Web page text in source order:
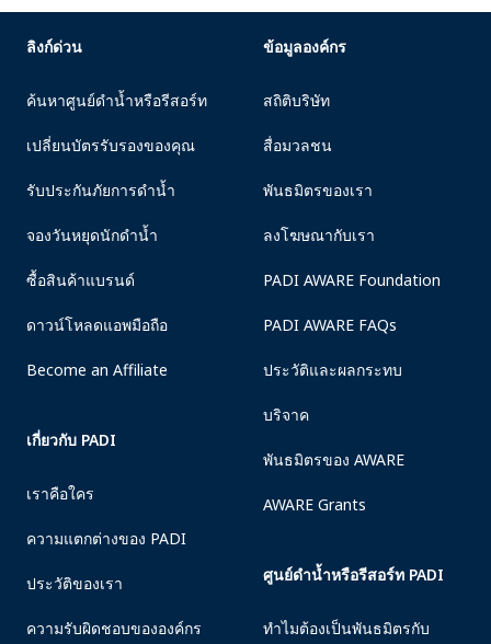
ลิงก์ด่วน
ค้นหาศูนย์ดำน้ำหรือรีสอร์ท
เปลี่ยนบัตรรับรองของคุณ
รับประกันภัยการดำน้ำ
จองวันหยุดนักดำน้ำ
ซื้อสินค้าแบรนด์
ดาวน์โหลดแอพมือถือ
Become an Affiliate
เกี่ยวกับ PADI
เราคือใคร
ความแตกต่างของ PADI
ประวัติของเรา
ความรับผิดชอบขององค์กร
ข้อมูลองค์กร
สถิติบริษัท
สื่อมวลชน
พันธมิตรของเรา
ลงโฆษณากับเรา
PADI AWARE Foundation
PADI AWARE FAQs
ประวัติและผลกระทบ
บริจาค
พันธมิตรของ AWARE
AWARE Grants
ศูนย์ดำน้ำหรือรีสอร์ท PADI
ทำไมต้องเป็นพันธมิตรกับ